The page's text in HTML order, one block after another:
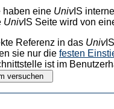
haben eine UnivIS
UnivIS Seite wird von
Referenz in das Univ
sie nur die festen
ist im